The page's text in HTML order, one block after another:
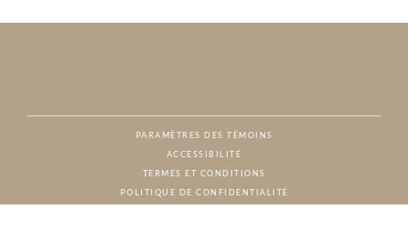
PARAMÈTRES DES TÉMOINS
ACCESSIBILITÉ
TERMES ET CONDITIONS
POLITIQUE DE CONFIDENTIALITÉ